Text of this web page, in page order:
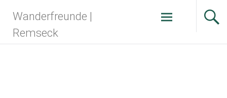
Inhalt
springen
Wanderfreunde |
Remseck